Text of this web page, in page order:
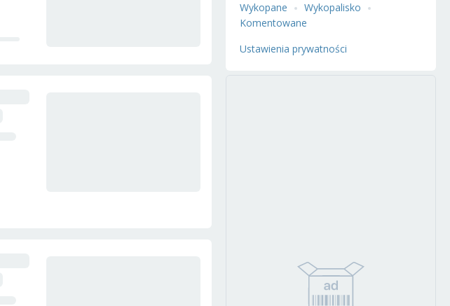
Wykopane
Wykopalisko
Komentowane
Ustawienia prywatności